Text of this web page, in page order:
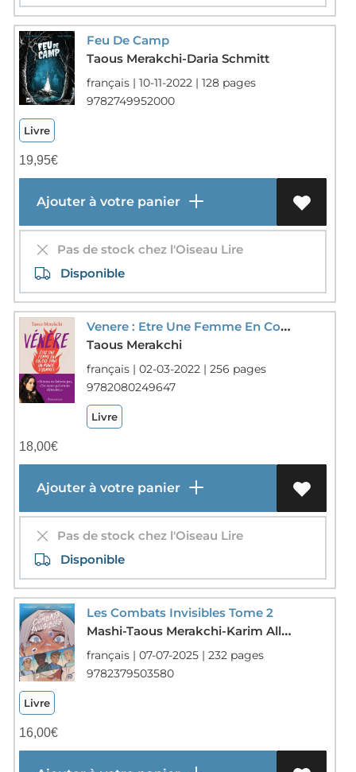
Feu De Camp
Taous Merakchi-Daria Schmitt
français | 10-11-2022 | 128 pages
9782749952000
Livre
19,95€
Ajouter à votre panier
Pas de stock chez l'Oiseau Lire
Disponible
Venere : Etre Une Femme En Colere Dans Un Monde D'hommes
Taous Merakchi
français | 02-03-2022 | 256 pages
9782080249647
Livre
18,00€
Ajouter à votre panier
Pas de stock chez l'Oiseau Lire
Disponible
Les Combats Invisibles Tome 2
Mashi-Taous Merakchi-Karim Alliane
français | 07-07-2025 | 232 pages
9782379503580
Livre
16,00€